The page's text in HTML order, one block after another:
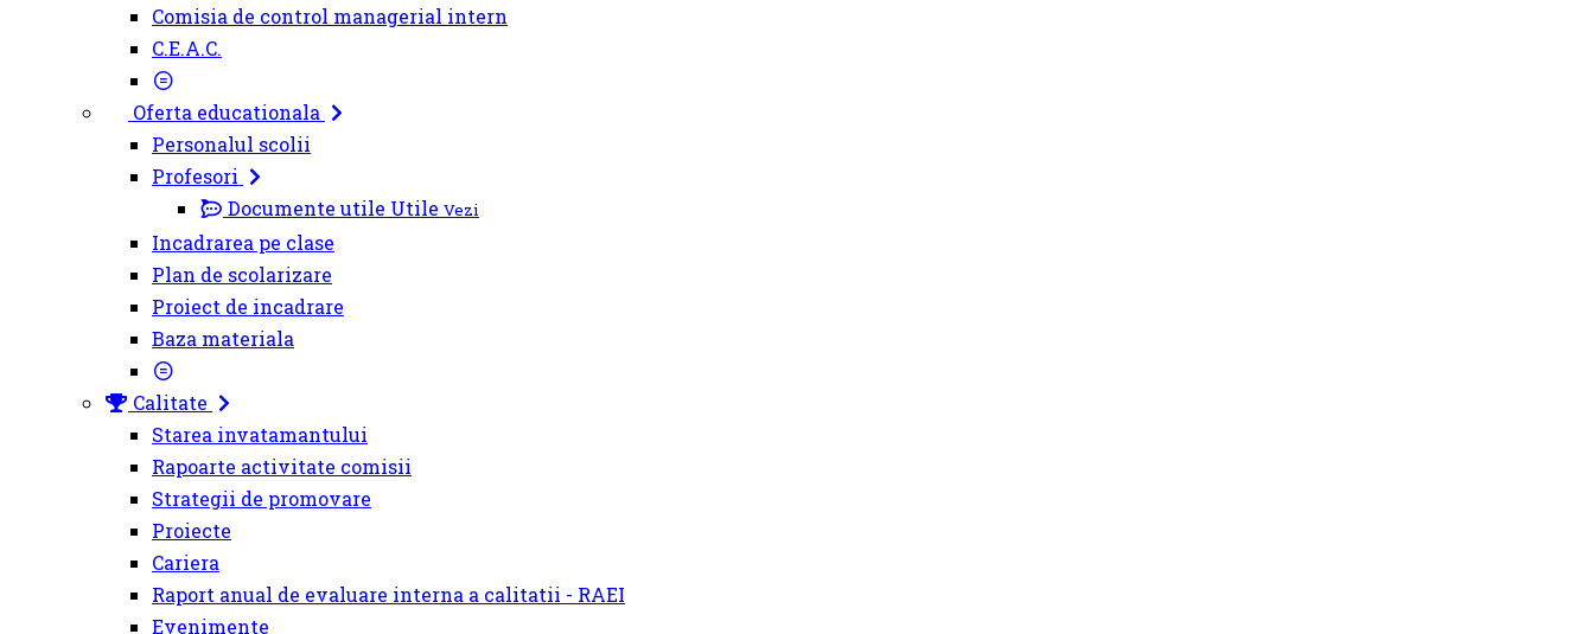
Comisia de control managerial intern
C.E.A.C.
Oferta educationala
Personalul scolii
Profesori
Documente utile Utile Vezi
Incadrarea pe clase
Plan de scolarizare
Proiect de incadrare
Baza materiala
Calitate
Starea invatamantului
Rapoarte activitate comisii
Strategii de promovare
Proiecte
Cariera
Raport anual de evaluare interna a calitatii - RAEI
Evenimente